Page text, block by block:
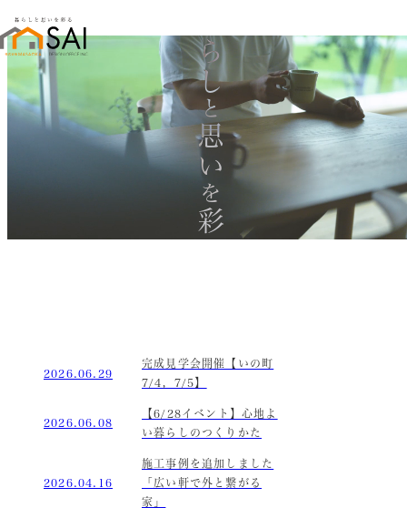
暮らし
と
思い
を
彩る
2026.06.29
完成見学会開催【いの町
7/4，7/5】
2026.06.08
【6/28イベント】心地よ
い暮らしのつくりかた
2026.04.16
施工事例を追加しました
「広い軒で外と繋がる
家」